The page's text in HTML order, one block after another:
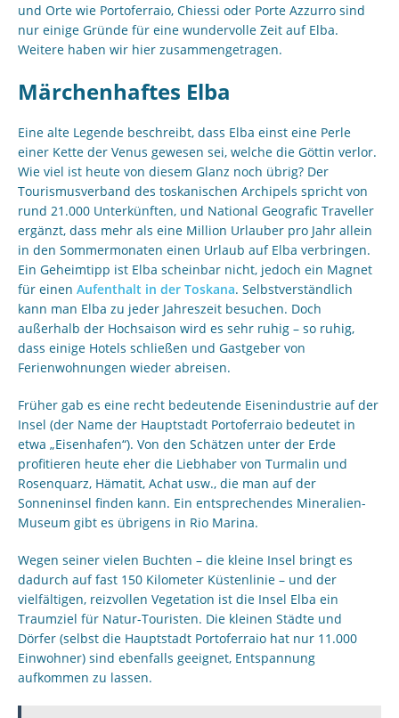
und Orte wie Portoferraio, Chiessi oder Porte Azzurro sind
nur einige Gründe für eine wundervolle Zeit auf Elba.
Weitere haben wir hier zusammengetragen.
Märchenhaftes Elba
Eine alte Legende beschreibt, dass Elba einst eine Perle
einer Kette der Venus gewesen sei, welche die Göttin verlor.
Wie viel ist heute von diesem Glanz noch übrig? Der
Tourismusverband des toskanischen Archipels spricht von
rund 21.000 Unterkünften, und National Geografic Traveller
ergänzt, dass mehr als eine Million Urlauber pro Jahr allein
in den Sommermonaten einen Urlaub auf Elba verbringen.
Ein Geheimtipp ist Elba scheinbar nicht, jedoch ein Magnet
für einen Aufenthalt in der Toskana. Selbstverständlich
kann man Elba zu jeder Jahreszeit besuchen. Doch
außerhalb der Hochsaison wird es sehr ruhig – so ruhig,
dass einige Hotels schließen und Gastgeber von
Ferienwohnungen wieder abreisen.
Früher gab es eine recht bedeutende Eisenindustrie auf der
Insel (der Name der Hauptstadt Portoferraio bedeutet in
etwa „Eisenhafen“). Von den Schätzen unter der Erde
profitieren heute eher die Liebhaber von Turmalin und
Rosenquarz, Hämatit, Achat usw., die man auf der
Sonneninsel finden kann. Ein entsprechendes Mineralien-
Museum gibt es übrigens in Rio Marina.
Wegen seiner vielen Buchten – die kleine Insel bringt es
dadurch auf fast 150 Kilometer Küstenlinie – und der
vielfältigen, reizvollen Vegetation ist die Insel Elba ein
Traumziel für Natur-Touristen. Die kleinen Städte und
Dörfer (selbst die Hauptstadt Portoferraio hat nur 11.000
Einwohner) sind ebenfalls geeignet, Entspannung
aufkommen zu lassen.